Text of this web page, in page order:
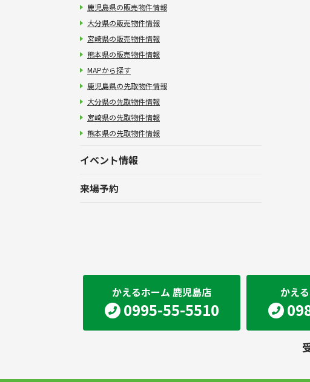
鹿児島県の販売物件情報
大分県の販売物件情報
宮崎県の販売物件情報
熊本県の販売物件情報
MAPから探す
鹿児島県の先取物件情報
大分県の先取物件情報
宮崎県の先取物件情報
熊本県の先取物件情報
イベント情報
来場予約
かえるホーム 鹿児島店
0995-55-5510
かえ